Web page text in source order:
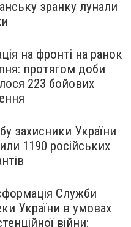
зранку лунали
на фронті на ранок
протягом доби
223 бойових
захисники України
1190 російських
Служби
України в умовах
війни: